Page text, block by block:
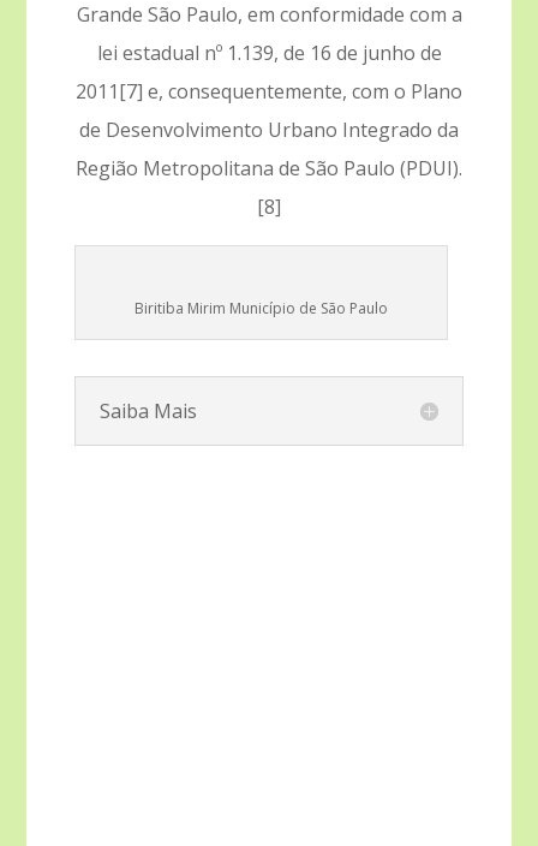
Grande São Paulo, em conformidade com a
lei estadual nº 1.139, de 16 de junho de
2011[7] e, consequentemente, com o Plano
de Desenvolvimento Urbano Integrado da
Região Metropolitana de São Paulo (PDUI).
[8]
Biritiba Mirim Município de São Paulo
Saiba Mais